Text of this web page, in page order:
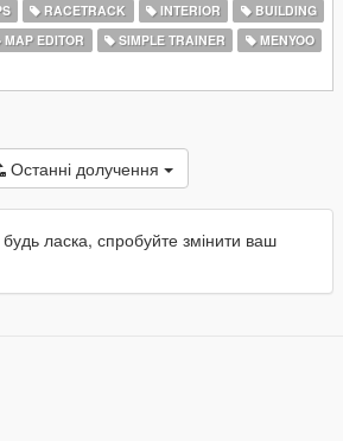
RACETRACK INTERIOR
BUILDING
MAP EDITOR SIMPLE TRAINER
MENYOO
Останні долучення
ласка, спробуйте змінити ваш